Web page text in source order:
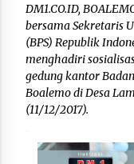
DM1.CO.ID,
bersama Sekretaris
(BPS) Republik
menghadiri
gedung kantor
Boalemo di Desa
(11/12/2017).